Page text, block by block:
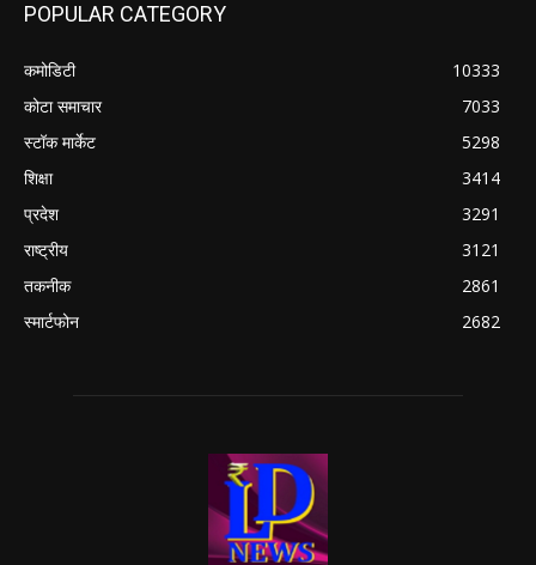
POPULAR CATEGORY
कमोडिटी
10333
कोटा समाचार
7033
स्टॉक मार्केट
5298
शिक्षा
3414
प्रदेश
3291
राष्ट्रीय
3121
तकनीक
2861
स्मार्टफोन
2682